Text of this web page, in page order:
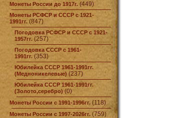
Монеты России до 1917г. (449)
Монеты РСФСР и СССР с 1921-
1991гг. (847)
Погодовка РСФСР и СССР с 1921-
1957гг. (257)
Погодовка СССР с 1961-
1991гг. (353)
Юбилейка СССР 1961-1991гг.
(Медноникелевые) (237)
Юбилейка СССР 1961-1991гг.
(Золото,серебро) (0)
Монеты России с 1991-1996гг. (118)
Монеты России с 1997-2026гг. (759)